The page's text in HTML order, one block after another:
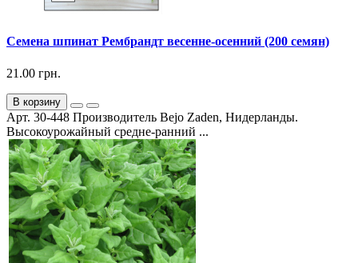
Семена шпинат Рембрандт весенне-осенний (200 семян)
21.00 грн.
В корзину
Арт. 30-448 Производитель Bejo Zaden, Нидерланды.
Высокоурожайный средне-ранний ...